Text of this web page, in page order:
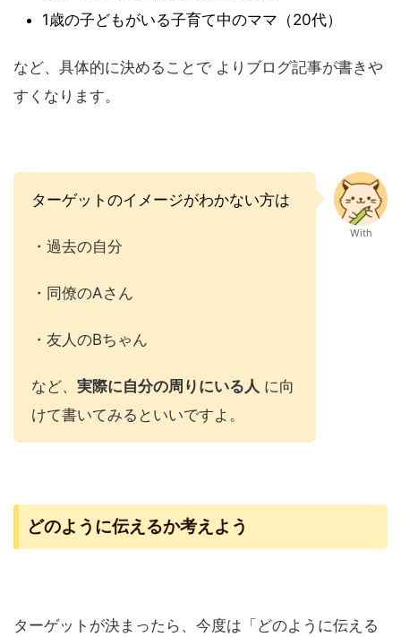
1歳の子どもがいる子育て中のママ（20代）
など、具体的に決めることで よりブログ記事が書きや
すくなります。
ターゲットのイメージがわかない方は
・過去の自分
・同僚のAさん
・友人のBちゃん
など、 実際に自分の周りにいる人 に向
けて書いてみるといいですよ。
With
どのように伝えるか考えよう
ターゲットが決まったら、今度は「どのように伝える